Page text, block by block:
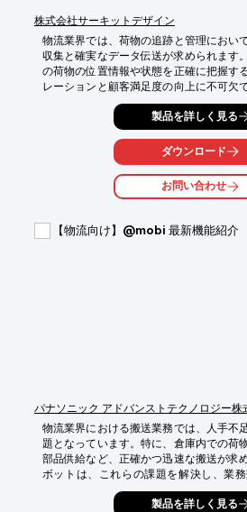
株式会社サーキットデザイン
物流業界では、荷物の追跡と管理におい
収集と確実なデータ伝送が求められます
の荷物の位置情報や状態を正確に把握す
レーションと顧客満足度の向上に不可欠
るデータ伝送は、配線コストの増大や、
ータ伝送の途絶といったリスクを伴いま
ターフェースボードは、既存のPLCや
429MHz帯の優れた回折性により、遮蔽
たデータ伝送を実現します。これにより
タ伝送の信頼性を向上させ、業務効率化
・倉庫内のフォークリフトやAGV（無人
・トラックやコンテナ内の温度・湿度な
製品を詳しく見る
ダウンロード
お問い合わせ
【物流向け】@mobi 最新機能紹介
パナソニック アドバンストテクノロジー株
物流業界における搬送業務では、人手不
題となっています。特に、倉庫内での荷
部品供給など、正確かつ迅速な搬送が求
ボットは、これらの課題を解決し、業務
@mobi 2.6は、既存のロボットに組み込
し、物流現場の効率化を支援します。
製品を詳しく見る